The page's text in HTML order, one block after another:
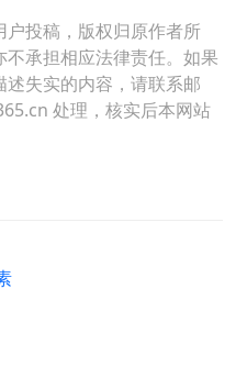
投稿，版权归原作者所
承担相应法律责任。如果
失实的内容，请联系邮
处理，核实后本网站